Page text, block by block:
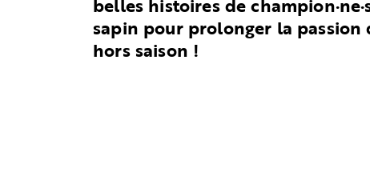
sapin pour prolonger la passion
hors saison !